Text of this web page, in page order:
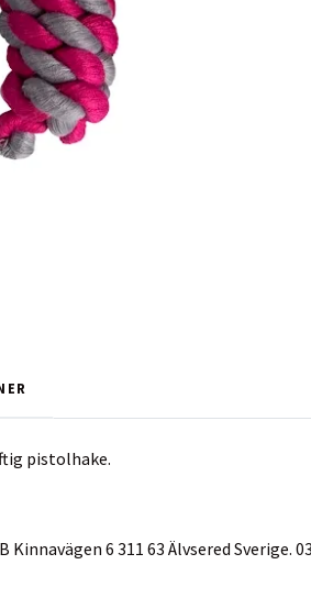
pistolhake.
6 311 63 Älvsered Sverige.